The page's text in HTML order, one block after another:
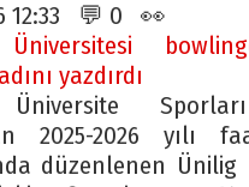
12:33 💬 0 👀
yazdırdı
2025-2026 yılı
düzenlenen Ünilig